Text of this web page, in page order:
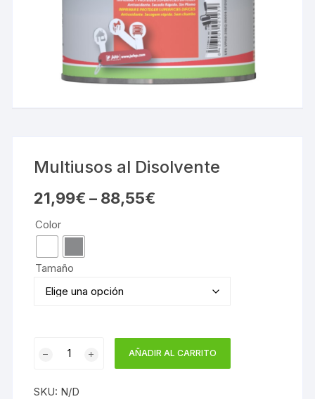
Multiusos al Disolvente
21,99€ – 88,55€
Color
Tamaño
cantidad
AÑADIR AL CARRITO
SKU: N/D